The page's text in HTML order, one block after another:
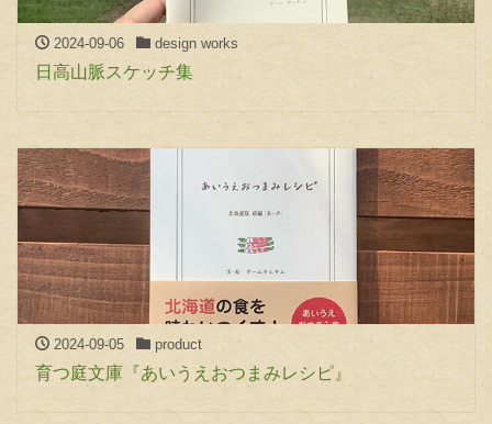
2024-09-06 design works
日高山脈スケッチ集
2024-09-05 product
育つ庭文庫『あいうえおつまみレシピ』